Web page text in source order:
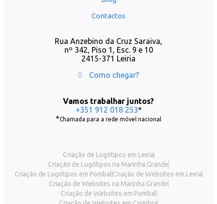
Contactos
Rua Anzebino da Cruz Saraiva,
nº 342, Piso 1, Esc. 9 e 10
2415-371 Leiria
Como chegar?
Vamos trabalhar juntos?
+351 912 018 253*
*Chamada para a rede móvel nacional
Criação de Logótipos em Leiria
Criação de Logótipos na Marinha Grande
Criação de Logótipos em PombalCriação de Websites em Leiria
Criação de Websites na Marinha Grande
Criação de Websites em Pombal